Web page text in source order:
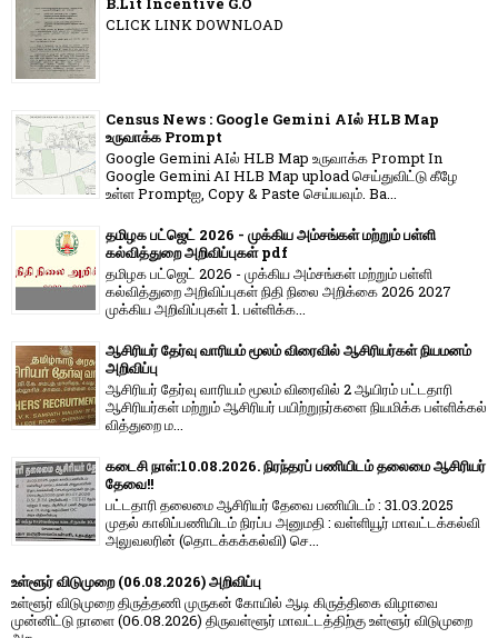
CLICK LINK DOWNLOAD
Census News : Google Gemini AIல் HLB Map
உருவாக்க Prompt
Google Gemini AIல் HLB Map உருவாக்க Prompt In
Google Gemini AI HLB Map upload செய்துவிட்டு கீழே
உள்ள Promptஐ, Copy & Paste செய்யவும். Ba...
தமிழக பட்ஜெட் 2026 - முக்கிய அம்சங்கள் மற்றும் பள்ளி
கல்வித்துறை அறிவிப்புகள் pdf
தமிழக பட்ஜெட் 2026 - முக்கிய அம்சங்கள் மற்றும் பள்ளி
கல்வித்துறை அறிவிப்புகள் நிதி நிலை அறிக்கை 2026 2027
முக்கிய அறிவிப்புகள் 1. பள்ளிக்க...
ஆசிரியர் தேர்வு வாரியம் மூலம் விரைவில் ஆசிரியர்கள் நியமனம்
அறிவிப்பு
ஆசிரியர் தேர்வு வாரி​யம் மூலம் விரை​வில் 2 ஆயிரம் பட்​ட​தாரி
ஆசிரியர்​கள் மற்​றும் ஆசிரியர் பயிற்றுநர்​களை நியமிக்க பள்​ளிக்​கல்​
வித்​துறை ம...
கடைசி நாள்:10.08.2026. நிரந்தரப் பணியிடம் தலைமை ஆசிரியர்
தேவை!!
பட்டதாரி தலைமை ஆசிரியர் தேவை பணியிடம் : 31.03.2025
முதல் காலிப்பணியிடம் நிரப்ப அனுமதி : வள்ளியூர் மாவட்டக்கல்வி
அலுவலரின் (தொடக்கக்கல்வி) செ...
உள்ளூர் விடுமுறை (06.08.2026) அறிவிப்பு
உள்ளூர் விடுமுறை திருத்தணி முருகன் கோயில் ஆடி கிருத்திகை விழாவை
முன்னிட்டு நாளை (06.08.2026) திருவள்ளூர் மாவட்டத்திற்கு உள்ளூர் விடுமுறை